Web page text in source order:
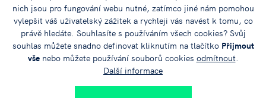
nich jsou pro fungování webu nutné, zatímco jiné nám pomohou
vylepšit váš uživatelský zážitek a rychleji vás navést k tomu, co
právě hledáte. Souhlasíte s používáním všech cookies? Svůj
souhlas můžete snadno definovat kliknutím na tlačítko Přijmout
všenebo můžete používání souborů cookies odmítnout.
Další informace
tvorba datové základny KKO v Jihočeském kraji
vytvoření strategického materiálu rozvoje a podpory
KKO v Jihočeském kraji.
Pro potřeby realizace projektu předkladatel provede